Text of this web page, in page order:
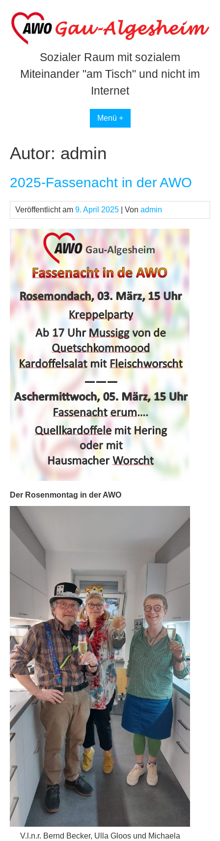
content
Sozialer Raum mit sozialem
Miteinander "am Tisch" und nicht im
Internet
Menü +
Autor: admin
2025-Fassenacht in der AWO
Veröffentlicht am 9. April 2025 | Von admin
Der Rosenmontag in der AWO
V.l.n.r. Bernd Becker, Ulla Gloos und Michaela